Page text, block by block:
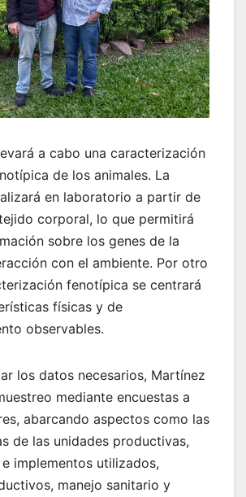
a cabo una caracterización
de los animales. La
en laboratorio a partir de
corporal, lo que permitirá
sobre los genes de la
con el ambiente. Por otro
fenotípica se centrará
físicas y de
observables.
los datos necesarios, Martínez
mediante encuestas a
abarcando aspectos como las
de las unidades productivas,
implementos utilizados,
manejo sanitario y